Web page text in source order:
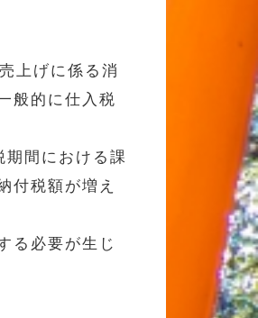
上げに係る消
般的に仕入税
間における課
付税額が増え
る必要が生じ